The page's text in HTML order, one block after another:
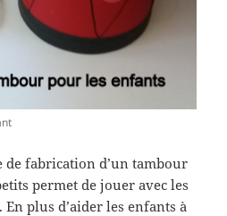
de fabrication d’un tambour
permet de jouer avec les
plus d’aider les enfants à